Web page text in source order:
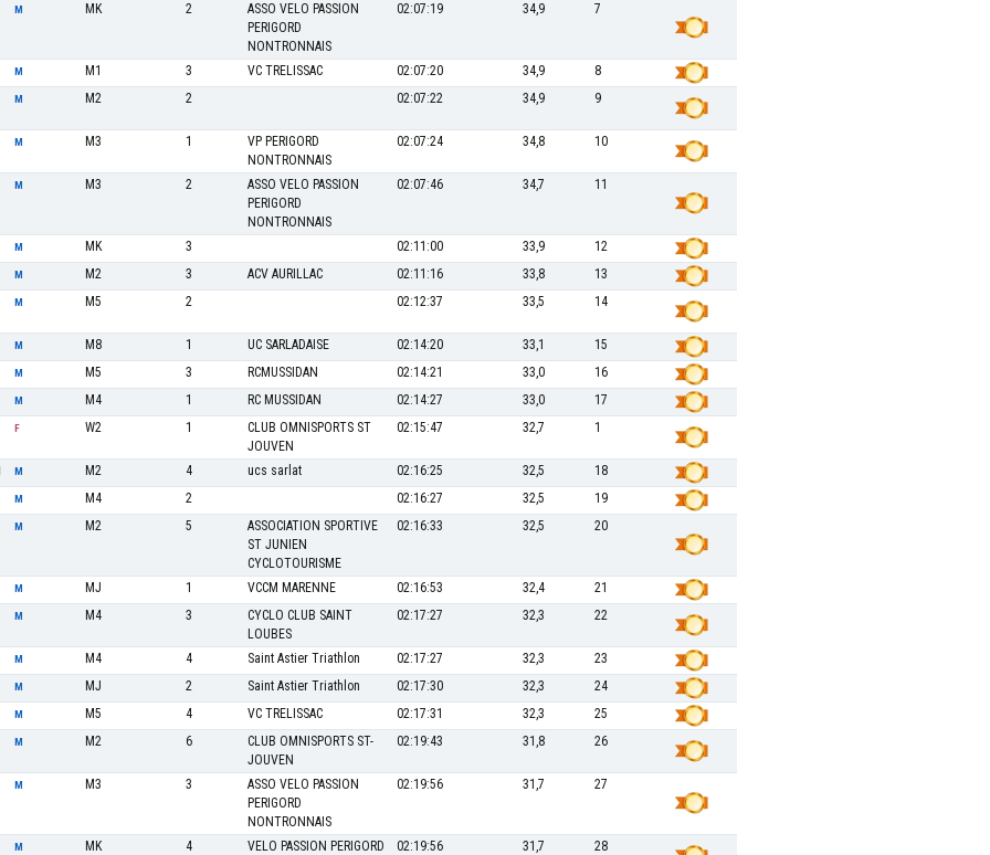
M MK 2
ASSO VELO PASSION
PERIGORD
NONTRONNAIS
02:07:19 34,9 7
M M1 3 VC TRELISSAC 02:07:20 34,9 8
M M2 2 02:07:22 34,9 9
M M3 1
VP PERIGORD
NONTRONNAIS
02:07:24 34,8 10
M M3 2
ASSO VELO PASSION
PERIGORD
NONTRONNAIS
02:07:46 34,7 11
M MK 3 02:11:00 33,9 12
M M2 3 ACV AURILLAC 02:11:16 33,8 13
M M5 2 02:12:37 33,5 14
M M8 1 UC SARLADAISE 02:14:20 33,1 15
M M5 3 RCMUSSIDAN 02:14:21 33,0 16
M M4 1 RC MUSSIDAN 02:14:27 33,0 17
F W2 1
CLUB OMNISPORTS ST
JOUVEN
02:15:47 32,7 1
M M2 4 ucs sarlat 02:16:25 32,5 18
M M4 2 02:16:27 32,5 19
M M2 5
ASSOCIATION SPORTIVE
ST JUNIEN
CYCLOTOURISME
02:16:33 32,5 20
M MJ 1 VCCM MARENNE 02:16:53 32,4 21
M M4 3
CYCLO CLUB SAINT
LOUBES
02:17:27 32,3 22
M M4 4 Saint Astier Triathlon 02:17:27 32,3 23
M MJ 2 Saint Astier Triathlon 02:17:30 32,3 24
M M5 4 VC TRELISSAC 02:17:31 32,3 25
M M2 6
CLUB OMNISPORTS ST-
JOUVEN
02:19:43 31,8 26
M M3 3
ASSO VELO PASSION
PERIGORD
NONTRONNAIS
02:19:56 31,7 27
M MK 4
VELO PASSION PERIGORD
02:19:56 31,7 28